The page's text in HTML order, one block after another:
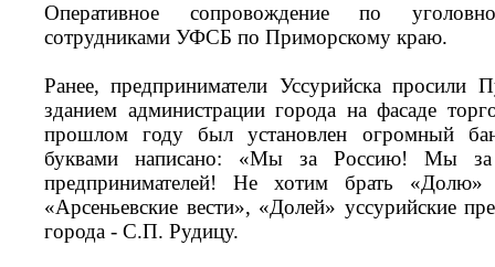
Оперативное сопровождение по
сотрудниками УФСБ по Приморскому краю.
Ранее, предприниматели Уссурийска просили
зданием администрации города на фасаде
прошлом году был установлен огромный
буквами написано: «Мы за Россию! Мы за
предпринимателей! Не хотим брать
«Арсеньевские вести», «Долей» уссурийские
города - С.П. Рудицу.